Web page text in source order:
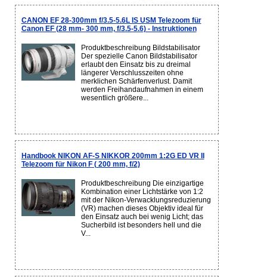
CANON EF 28-300mm f/3.5-5.6L IS USM Telezoom für
Canon EF (28 mm- 300 mm, f/3.5-5.6) - Instruktionen
Produktbeschreibung Bildstabilisator
Der spezielle Canon Bildstabilisator
erlaubt den Einsatz bis zu dreimal
längerer Verschlusszeiten ohne
merklichen Schärfenverlust. Damit
werden Freihandaufnahmen in einem
wesentlich größere...
Handbook NIKON AF-S NIKKOR 200mm 1:2G ED VR II
Telezoom für Nikon F ( 200 mm, f/2)
Produktbeschreibung Die einzigartige
Kombination einer Lichtstärke von 1:2
mit der Nikon-Verwacklungsreduzierung
(VR) machen dieses Objektiv ideal für
den Einsatz auch bei wenig Licht; das
Sucherbild ist besonders hell und die
V...